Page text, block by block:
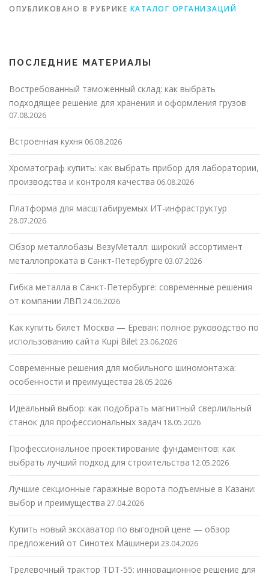
ОПУБЛИКОВАНО В РУБРИКЕ КАТАЛОГ ОРГАНИЗАЦИЙ
ПОСЛЕДНИЕ МАТЕРИАЛЫ
Востребованный таможенный склад: как выбрать
подходящее решение для хранения и оформления грузов
07.08.2026
Встроенная кухня 06.08.2026
Хроматограф купить: как выбрать прибор для лаборатории,
производства и контроля качества 06.08.2026
Платформа для масштабируемых ИТ-инфраструктур
28.07.2026
Обзор металлобазы ВезуМеталл: широкий ассортимент
металлопроката в Санкт-Петербурге 03.07.2026
Гибка металла в Санкт-Петербурге: современные решения
от компании ЛВП 24.06.2026
Как купить билет Москва — Ереван: полное руководство по
использованию сайта Kupi Bilet23.06.2026
Современные решения для мобильного шиномонтажа:
особенности и преимущества 28.05.2026
Идеальный выбор: как подобрать магнитный сверлильный
станок для профессиональных задач 18.05.2026
Профессиональное проектирование фундаментов: как
выбрать лучший подход для строительства 12.05.2026
Лучшие секционные гаражные ворота подъемные в Казани:
выбор и преимущества 27.04.2026
Купить новый экскаватор по выгодной цене — обзор
предложений от Синотех Машинери 23.04.2026
Трелевочный трактор TDT-55: инновационное решение для